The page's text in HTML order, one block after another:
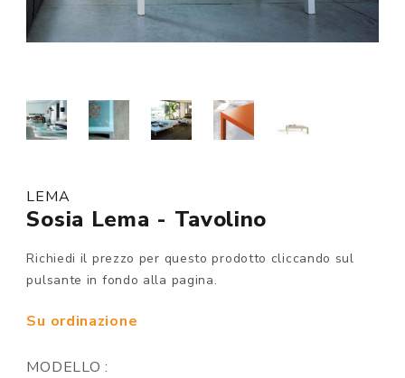
LEMA
Sosia Lema - Tavolino
Richiedi il prezzo per questo prodotto cliccando sul
pulsante in fondo alla pagina.
Su ordinazione
MODELLO :